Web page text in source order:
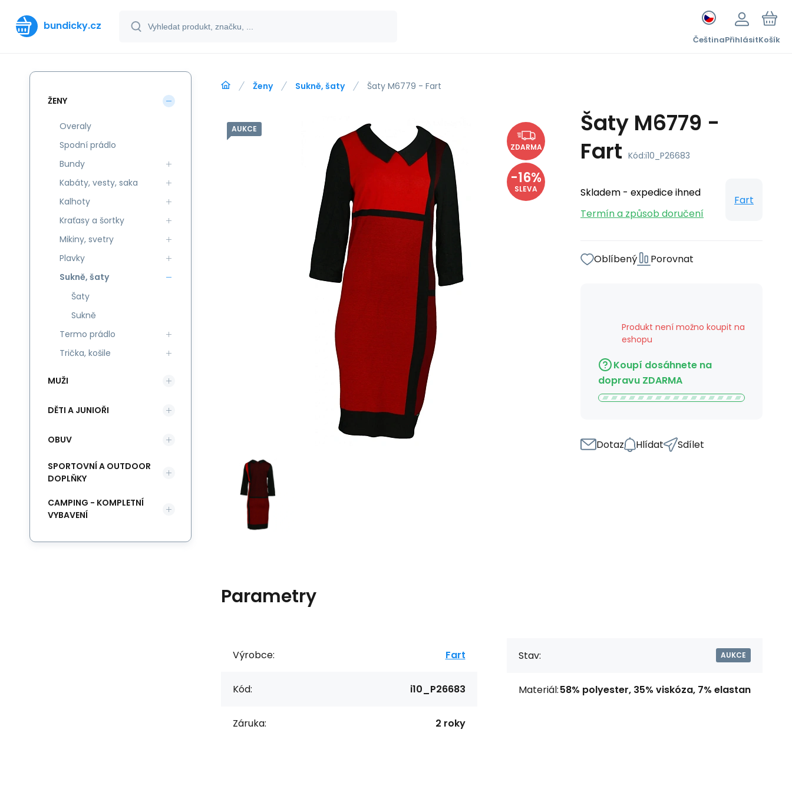
bundicky.cz
ČeštinaPřihlásitKošík
Ženy Sukně, šaty Šaty M6779 - Fart
AUKCE
ZDARMA
-16%
SLEVA
Šaty M6779 -
Fart Kód:i10_P26683
Skladem - expedice ihned
Termín a způsob doručení
Fart
Oblíbený Porovnat
Produkt není možno koupit na
eshopu
Koupí dosáhnete na
dopravu ZDARMA
Dotaz Hlídat Sdílet
Parametry
Výrobce: Fart
Kód: i10_P26683
Záruka: 2 roky
Stav: AUKCE
Materiál:58% polyester, 35% viskóza, 7% elastan
ŽENY
Overaly
Spodní prádlo
Bundy
Kabáty, vesty, saka
Kalhoty
Kraťasy a šortky
Mikiny, svetry
Plavky
Sukně, šaty
Šaty
Sukně
Termo prádlo
Trička, košile
MUŽI
DĚTI A JUNIOŘI
OBUV
SPORTOVNÍ A OUTDOOR
DOPLŇKY
CAMPING - KOMPLETNÍ
VYBAVENÍ